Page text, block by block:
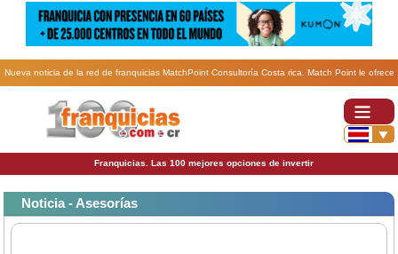
Nueva noticia de la red de franquicias MatchPoint Consultoría Costa rica. Match Point le ofrece
una guía para adquirir la franquicia más adecuada para usted.
Franquicias. Las 100 mejores opciones de invertir
Noticia - Asesorías